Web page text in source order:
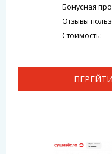
Бонусная
Отзывы
Стоимость: